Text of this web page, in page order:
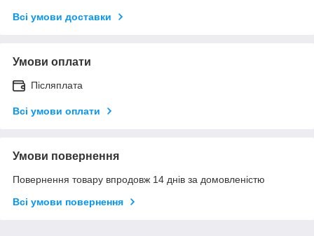
Всі умови доставки
Умови оплати
Післяплата
Всі умови оплати
Умови повернення
Повернення товару впродовж 14 днів за домовленістю
Всі умови повернення